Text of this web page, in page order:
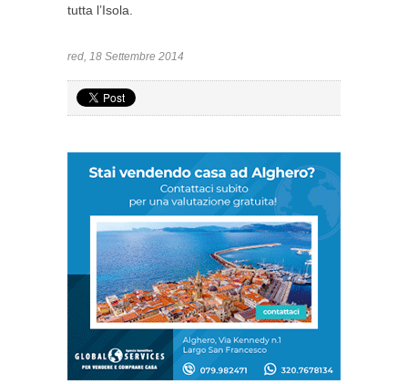
tutta l’Isola.
red, 18 Settembre 2014